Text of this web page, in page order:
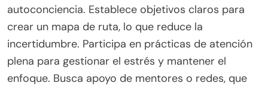
autoconciencia. Establece objetivos claros para
crear un mapa de ruta, lo que reduce la
incertidumbre. Participa en prácticas de atención
plena para gestionar el estrés y mantener el
enfoque. Busca apoyo de mentores o redes, que